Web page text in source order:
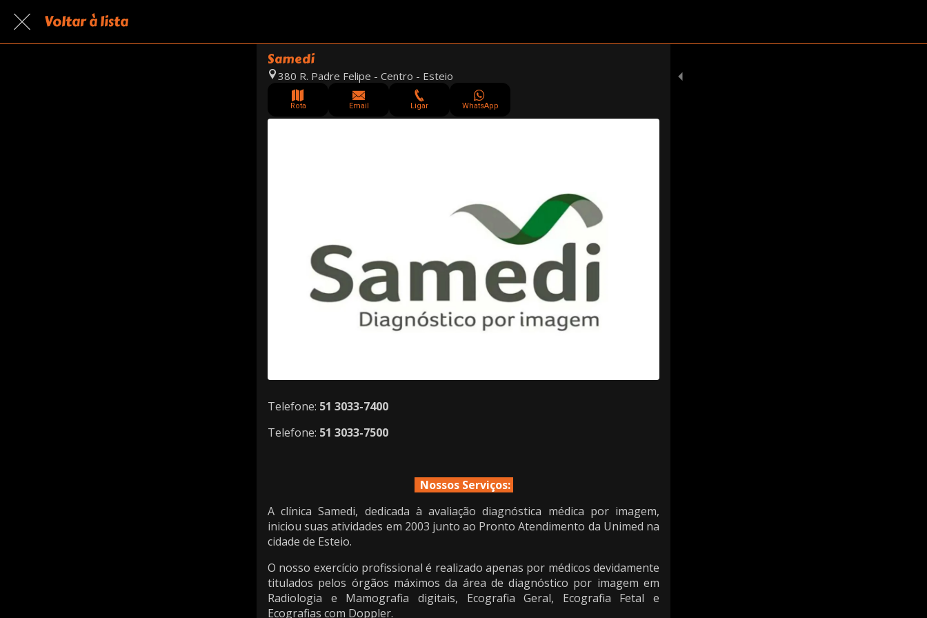
Voltar à lista
Samedi
380 R. Padre Felipe - Centro - Esteio
Rota Email Ligar WhatsApp
Telefone: 51 3033-7400
Telefone: 51 3033-7500
Nossos Serviços:
A clínica Samedi, dedicada à avaliação diagnóstica médica por imagem,
iniciou suas atividades em 2003 junto ao Pronto Atendimento da Unimed na
cidade de Esteio.
O nosso exercício profissional é realizado apenas por médicos devidamente
titulados pelos órgãos máximos da área de diagnóstico por imagem em
Radiologia e Mamografia digitais, Ecografia Geral, Ecografia Fetal e
Ecografias com Doppler.